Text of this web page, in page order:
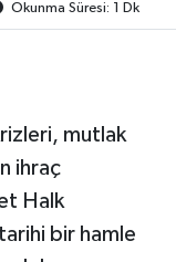
Okunma Süresi: 1 Dk
mutlak
ihraç
Halk
bir hamle